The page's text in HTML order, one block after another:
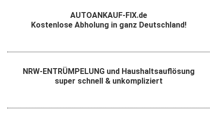
AUTOANKAUF-FIX.de
Kostenlose Abholung in ganz Deutschland!
NRW-ENTRÜMPELUNG und Haushaltsauflösung
super schnell & unkompliziert